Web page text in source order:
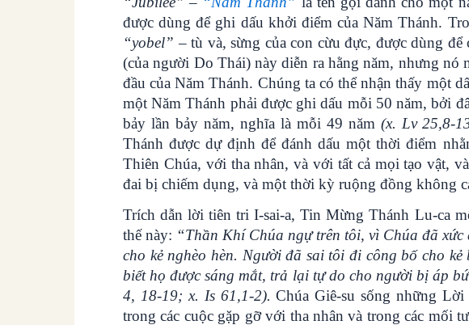
được dùng để ghi dấu khởi điểm của Năm Thánh.
“yobel” – tù và, sừng của con cừu đực, được dùng
(của người Do Thái) này diễn ra hằng năm, nhưng nó
đầu của Năm Thánh. Chúng ta có thể nhận thấy một
một Năm Thánh phải được ghi dấu mỗi 50 năm, bởi
bảy lần bảy năm, nghĩa là mỗi 49 năm (x. Lv 25,8-
Thánh được dự định để đánh dấu một thời điểm
Thiên Chúa, với tha nhân, và với tất cả mọi tạo vật,
đai bị chiếm dụng, và một thời kỳ ruộng đồng không
Trích dẫn lời tiên tri I-sai-a, Tin Mừng Thánh Lu-ca
thế này: “Thần Khí Chúa ngự trên tôi, vì Chúa đã
cho kẻ nghèo hèn. Người đã sai tôi đi công bố cho
biết họ được sáng mắt, trả lại tự do cho người bị áp
4, 18-19; x. Is 61,1-2). Chúa Giê-su sống những
trong các cuộc gặp gỡ với tha nhân và trong các mối